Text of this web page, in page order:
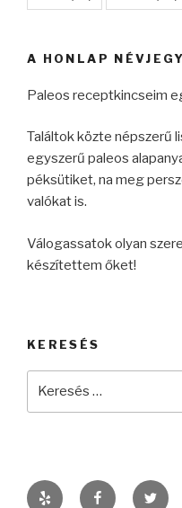
A HONLAP
Paleos receptkincseim
Találtok közte népszerű
egyszerű paleos
péksütiket, na meg
valókat is.
Válogassatok olyan
készítettem őket!
KERESÉS
Yelp Facebook